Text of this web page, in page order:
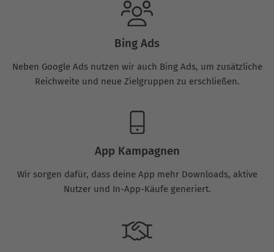
Bing Ads
Neben Google Ads nutzen wir auch Bing Ads, um zusätzliche
Reichweite und neue Zielgruppen zu erschließen.
App Kampagnen
Wir sorgen dafür, dass deine App mehr Downloads, aktive
Nutzer und In-App-Käufe generiert.